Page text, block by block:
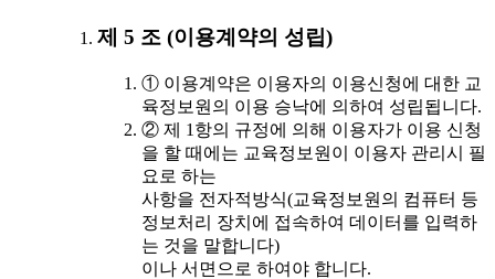
제 5 조 (이용계약의 성립)
① 이용계약은 이용자의 이용신청에 대한 교
육정보원의 이용 승낙에 의하여 성립됩니다.
② 제 1항의 규정에 의해 이용자가 이용 신청
을 할 때에는 교육정보원이 이용자 관리시 필
요로 하는
사항을 전자적방식(교육정보원의 컴퓨터 등
정보처리 장치에 접속하여 데이터를 입력하
는 것을 말합니다)
이나 서면으로 하여야 합니다.